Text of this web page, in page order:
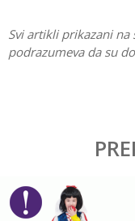
Svi artikli prikazani na
podrazumeva da su
Brend
Email